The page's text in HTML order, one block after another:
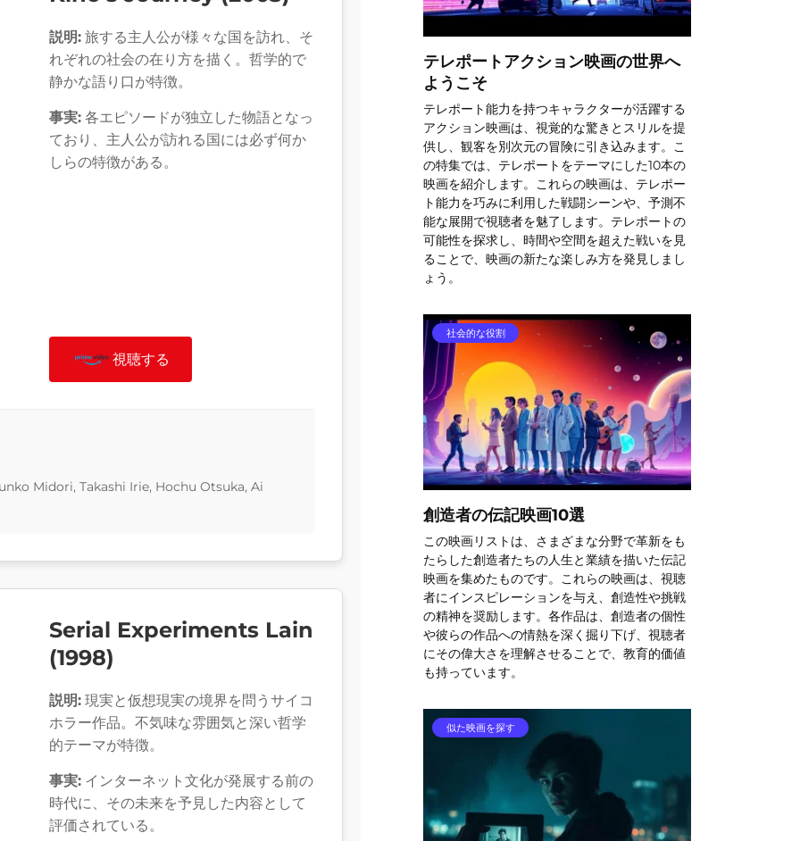
説明: 旅する主人公が様々な国を訪れ、そ
れぞれの社会の在り方を描く。哲学的で
静かな語り口が特徴。
事実: 各エピソードが独立した物語となっ
ており、主人公が訪れる国には必ず何か
しらの特徴がある。
視聴する
Midori, Takashi Irie, Hochu Otsuka, Ai
Serial Experiments Lain
(1998)
説明: 現実と仮想現実の境界を問うサイコ
ホラー作品。不気味な雰囲気と深い哲学
的テーマが特徴。
事実: インターネット文化が発展する前の
時代に、その未来を予見した内容として
評価されている。
テレポートアクション映画の世界へ
ようこそ
テレポート能力を持つキャラクターが活躍する
アクション映画は、視覚的な驚きとスリルを提
供し、観客を別次元の冒険に引き込みます。こ
の特集では、テレポートをテーマにした10本の
映画を紹介します。これらの映画は、テレポー
ト能力を巧みに利用した戦闘シーンや、予測不
能な展開で視聴者を魅了します。テレポートの
可能性を探求し、時間や空間を超えた戦いを見
ることで、映画の新たな楽しみ方を発見しまし
ょう。
社会的な役割
創造者の伝記映画10選
この映画リストは、さまざまな分野で革新をも
たらした創造者たちの人生と業績を描いた伝記
映画を集めたものです。これらの映画は、視聴
者にインスピレーションを与え、創造性や挑戦
の精神を奨励します。各作品は、創造者の個性
や彼らの作品への情熱を深く掘り下げ、視聴者
にその偉大さを理解させることで、教育的価値
も持っています。
似た映画を探す